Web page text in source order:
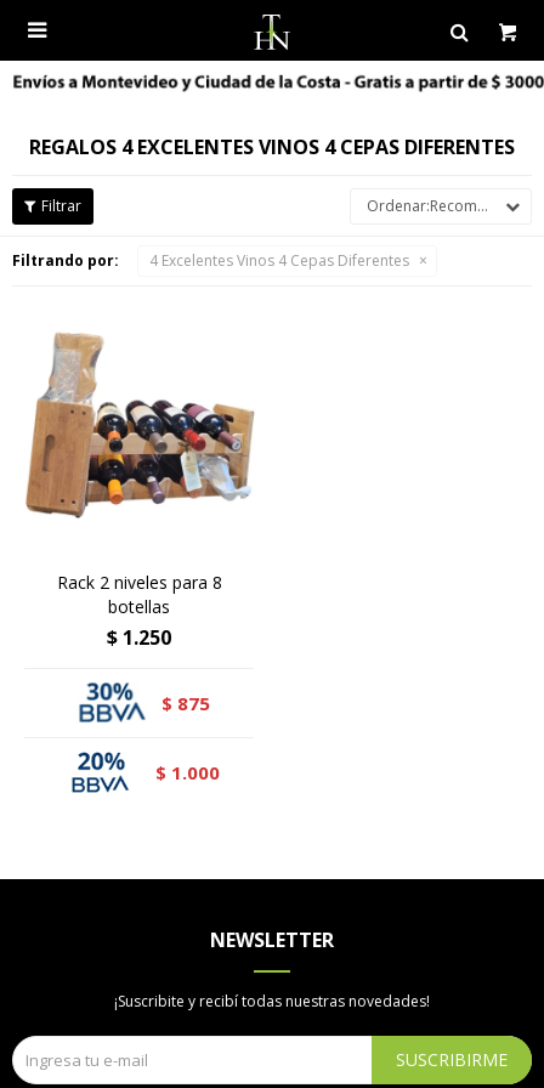

REGALOS 4 EXCELENTES VINOS 4 CEPAS DIFERENTES
Recomendados
Filtrando por: 4 Excelentes Vinos 4 Cepas Diferentes
Rack 2 niveles para 8
botellas
$ 1.250
$ 875
$ 1.000
NEWSLETTER
¡Suscribite y recibí todas nuestras novedades!
SUSCRIBIRME